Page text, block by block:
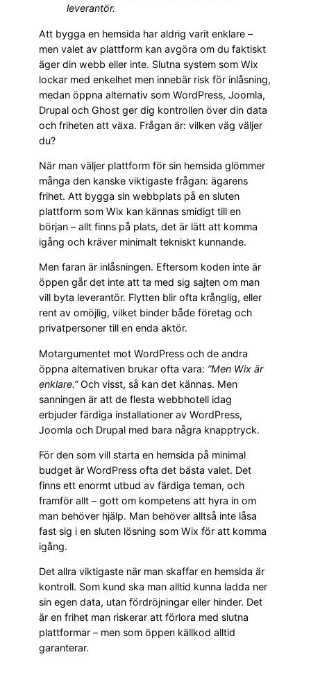
leverantör.
Att bygga en hemsida har aldrig varit enklare –
men valet av plattform kan avgöra om du faktiskt
äger din webb eller inte. Slutna system som Wix
lockar med enkelhet men innebär risk för inlåsning,
medan öppna alternativ som WordPress, Joomla,
Drupal och Ghost ger dig kontrollen över din data
och friheten att växa. Frågan är: vilken väg väljer
du?
När man väljer plattform för sin hemsida glömmer
många den kanske viktigaste frågan: ägarens
frihet. Att bygga sin webbplats på en sluten
plattform som Wix kan kännas smidigt till en
början – allt finns på plats, det är lätt att komma
igång och kräver minimalt tekniskt kunnande.
Men faran är inlåsningen. Eftersom koden inte är
öppen går det inte att ta med sig sajten om man
vill byta leverantör. Flytten blir ofta krånglig, eller
rent av omöjlig, vilket binder både företag och
privatpersoner till en enda aktör.
Motargumentet mot WordPress och de andra
öppna alternativen brukar ofta vara: ”Men Wix är
enklare.”Och visst, så kan det kännas. Men
sanningen är att de flesta webbhotell idag
erbjuder färdiga installationer av WordPress,
Joomla och Drupal med bara några knapptryck.
För den som vill starta en hemsida på minimal
budget är WordPress ofta det bästa valet. Det
finns ett enormt utbud av färdiga teman, och
framför allt – gott om kompetens att hyra in om
man behöver hjälp. Man behöver alltså inte låsa
fast sig i en sluten lösning som Wix för att komma
igång.
Det allra viktigaste när man skaffar en hemsida är
kontroll. Som kund ska man alltid kunna ladda ner
sin egen data, utan fördröjningar eller hinder. Det
är en frihet man riskerar att förlora med slutna
plattformar – men som öppen källkod alltid
garanterar.